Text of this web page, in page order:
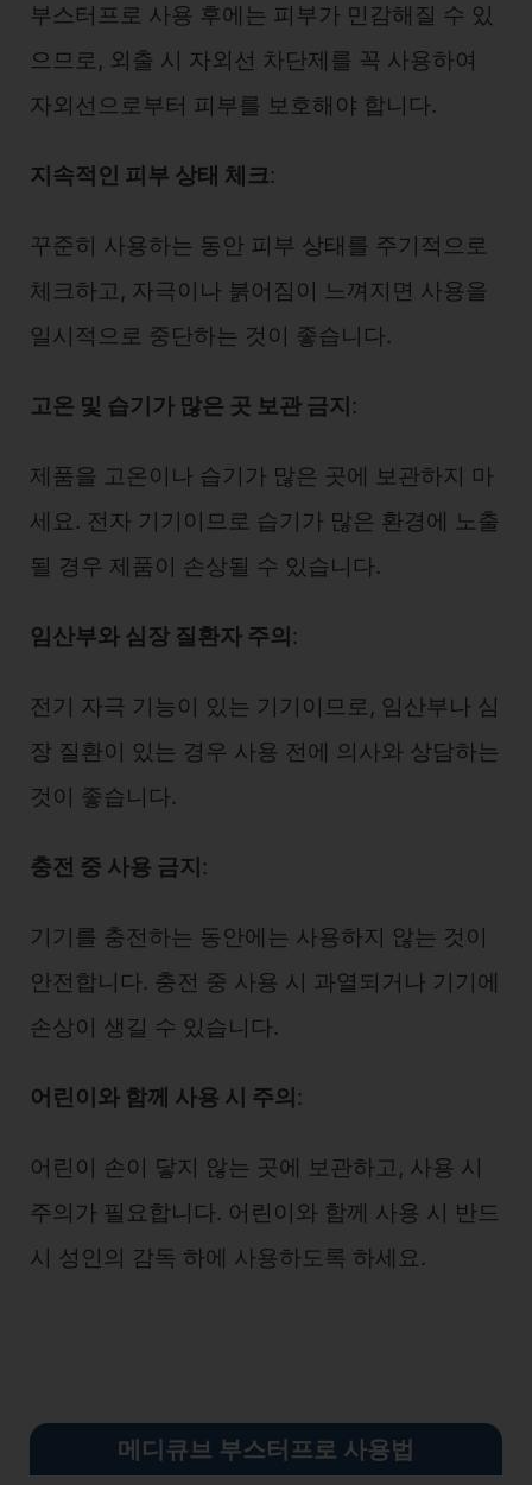
부스터프로 사용 후에는 피부가 민감해질 수 있
으므로, 외출 시 자외선 차단제를 꼭 사용하여
자외선으로부터 피부를 보호해야 합니다.
지속적인 피부 상태 체크:
꾸준히 사용하는 동안 피부 상태를 주기적으로
체크하고, 자극이나 붉어짐이 느껴지면 사용을
일시적으로 중단하는 것이 좋습니다.
고온 및 습기가 많은 곳 보관 금지 :
제품을 고온이나 습기가 많은 곳에 보관하지 마
세요. 전자 기기이므로 습기가 많은 환경에 노출
될 경우 제품이 손상될 수 있습니다.
임산부와 심장 질환자 주의 :
전기 자극 기능이 있는 기기이므로, 임산부나 심
장 질환이 있는 경우 사용 전에 의사와 상담하는
것이 좋습니다.
충전 중 사용 금지 :
기기를 충전하는 동안에는 사용하지 않는 것이
안전합니다. 충전 중 사용 시 과열되거나 기기에
손상이 생길 수 있습니다.
어린이와 함께 사용 시 주의 :
어린이 손이 닿지 않는 곳에 보관하고, 사용 시
주의가 필요합니다. 어린이와 함께 사용 시 반드
시 성인의 감독 하에 사용하도록 하세요.
메디큐브 부스터프로 사용법